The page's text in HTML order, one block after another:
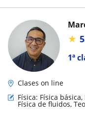
1ª
★
Clases on line
Física: Física
Física de fluidos,